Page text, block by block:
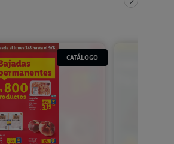
CATÁLOGO